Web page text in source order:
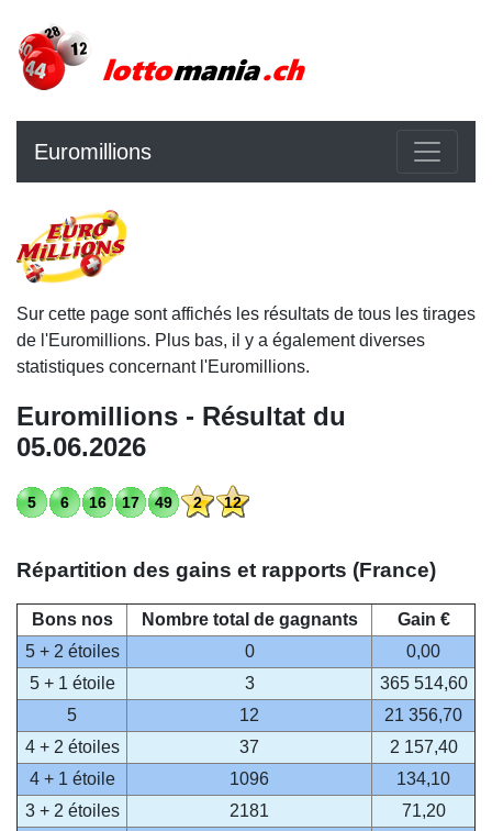
Euromillions
Sur cette page sont affichés les résultats de tous les tirages
de l'Euromillions. Plus bas, il y a également diverses
statistiques concernant l'Euromillions.
Euromillions - Résultat du
05.06.2026
5 6 16 17 49 2 12
Répartition des gains et rapports (France)
Bons nos Nombre total de gagnants
Gain €
5 + 2 étoiles
0
0,00
5 + 1 étoile
3
365 514,60
5
12
21 356,70
4 + 2 étoiles
37
2 157,40
4 + 1 étoile
1096
134,10
3 + 2 étoiles
2181
71,20